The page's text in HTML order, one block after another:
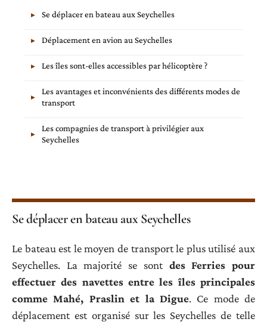
Se déplacer en bateau aux Seychelles
Déplacement en avion au Seychelles
Les îles sont-elles accessibles par hélicoptère ?
Les avantages et inconvénients des différents modes de
transport
Les compagnies de transport à privilégier aux
Seychelles
Se déplacer en bateau aux Seychelles
Le bateau est le moyen de transport le plus utilisé aux
Seychelles. La majorité se sont des Ferries pour
effectuer des navettes entre les îles principales
comme Mahé, Praslin et la Digue. Ce mode de
déplacement est organisé sur les Seychelles de telle